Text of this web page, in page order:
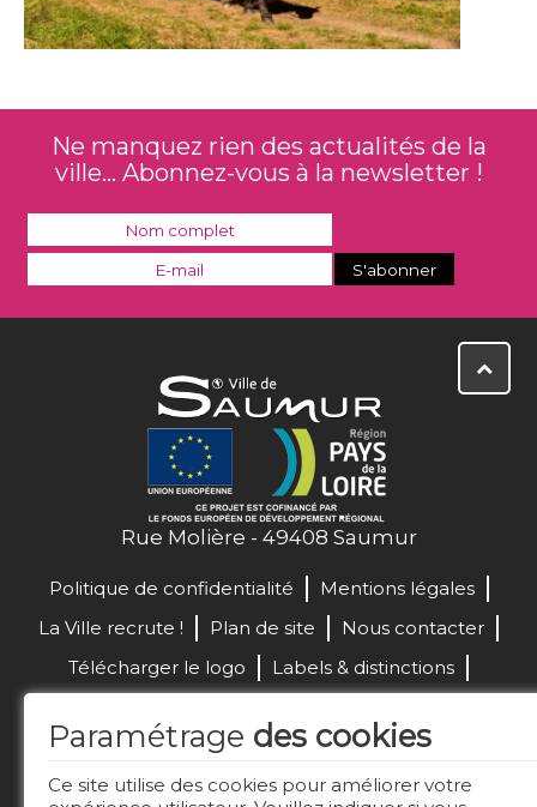
Paramétrage des cookies
Ce site utilise des cookies pour améliorer votre
Ne manquez rien des actualités de la
ville... Abonnez-vous à la newsletter !
Rue Molière - 49408 Saumur
Politique de confidentialité
Mentions légales
La Ville recrute !
Plan de site
Nous contacter
Télécharger le logo
Labels & distinctions
Réalisation de site :